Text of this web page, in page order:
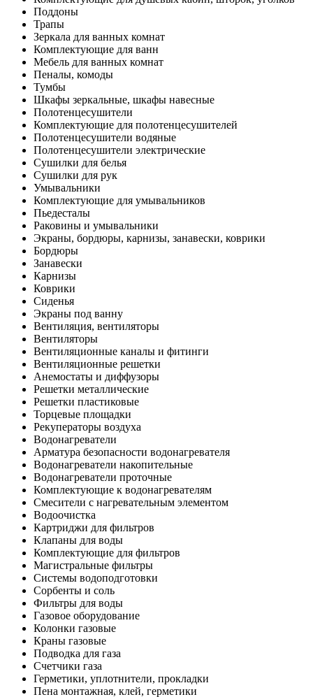
Поддоны
Трапы
Зеркала для ванных комнат
Комплектующие для ванн
Мебель для ванных комнат
Пеналы, комоды
Тумбы
Шкафы зеркальные, шкафы навесные
Полотенцесушители
Комплектующие для полотенцесушителей
Полотенцесушители водяные
Полотенцесушители электрические
Сушилки для белья
Сушилки для рук
Умывальники
Комплектующие для умывальников
Пьедесталы
Раковины и умывальники
Экраны, бордюры, карнизы, занавески, коврики
Бордюры
Занавески
Карнизы
Коврики
Сиденья
Экраны под ванну
Вентиляция, вентиляторы
Вентиляторы
Вентиляционные каналы и фитинги
Вентиляционные решетки
Анемостаты и диффузоры
Решетки металлические
Решетки пластиковые
Торцевые площадки
Рекуператоры воздуха
Водонагреватели
Арматура безопасности водонагревателя
Водонагреватели накопительные
Водонагреватели проточные
Комплектующие к водонагревателям
Смесители с нагревательным элементом
Водоочистка
Картриджи для фильтров
Клапаны для воды
Комплектующие для фильтров
Магистральные фильтры
Системы водоподготовки
Сорбенты и соль
Фильтры для воды
Газовое оборудование
Колонки газовые
Краны газовые
Подводка для газа
Счетчики газа
Герметики, уплотнители, прокладки
Пена монтажная, клей, герметики